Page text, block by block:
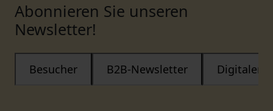
Abonnieren Sie unseren
Newsletter!
Besucher B2B-Newsletter Digitaler